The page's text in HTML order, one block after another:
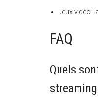
Jeux vidéo :
FAQ
Quels